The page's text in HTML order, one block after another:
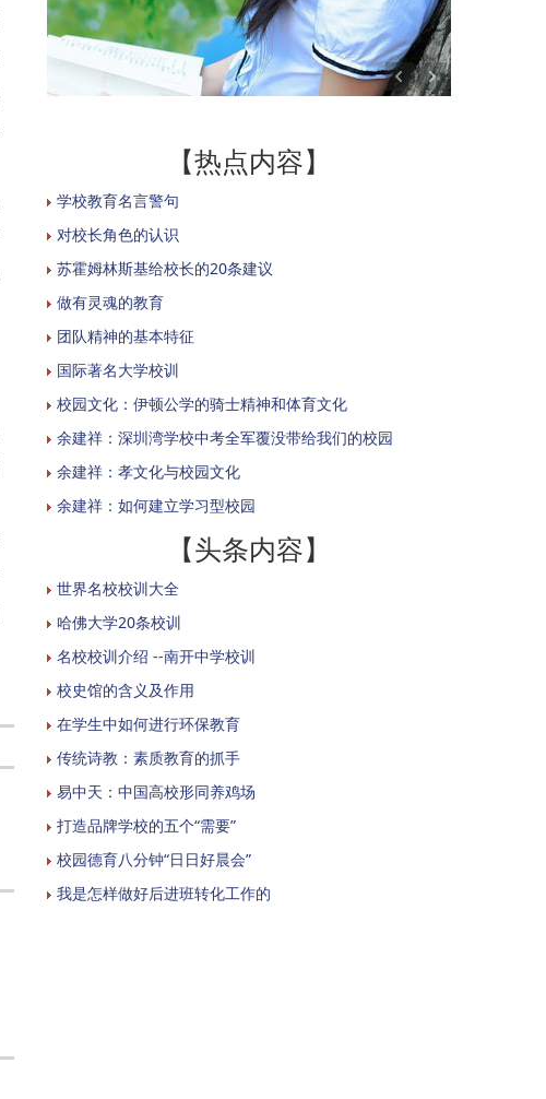
【热点内容】
学校教育名言警句
对校长角色的认识
苏霍姆林斯基给校长的20条建议
做有灵魂的教育
团队精神的基本特征
国际著名大学校训
校园文化：伊顿公学的骑士精神和体育文化
余建祥：深圳湾学校中考全军覆没带给我们的校园
余建祥：孝文化与校园文化
余建祥：如何建立学习型校园
【头条内容】
世界名校校训大全
哈佛大学20条校训
名校校训介绍 --南开中学校训
校史馆的含义及作用
在学生中如何进行环保教育
传统诗教：素质教育的抓手
易中天：中国高校形同养鸡场
打造品牌学校的五个“需要”
校园德育八分钟“日日好晨会”
我是怎样做好后进班转化工作的